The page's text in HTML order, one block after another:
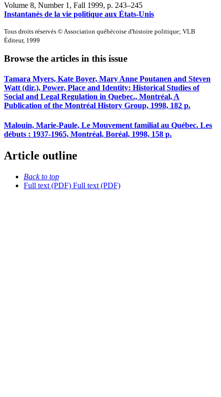
Volume 8, Number 1, Fall 1999, p. 243–245
Instantanés de la vie politique aux États-Unis
Tous droits réservés © Association québécoise d'histoire politique; VLB
Éditeur, 1999
Browse the articles in this issue
Tamara Myers, Kate Boyer, Mary Anne Poutanen and Steven
Watt (dir.), Power, Place and Identity: Historical Studies of
Social and Legal Regulation in Quebec., Montréal, A
Publication of the Montréal History Group, 1998, 182 p.
Malouin, Marie-Paule, Le Mouvement familial au Québec. Les
débuts : 1937-1965, Montréal, Boréal, 1998, 158 p.
Article outline
Back to top
Full text (PDF) Full text (PDF)